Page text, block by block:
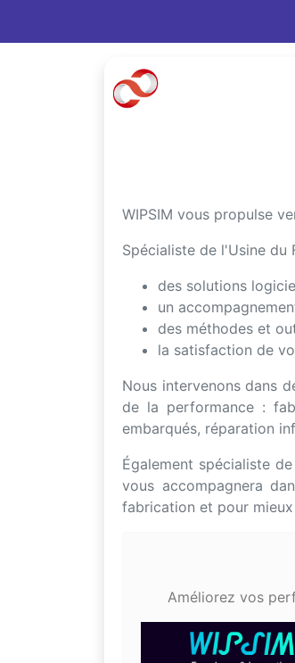
WIPSIM vous propulse
Spécialiste de l'Usine du
des solutions
un
des méthodes et
la satisfaction de
Nous intervenons dans
de la performance :
embarqués, réparation
Également spécialiste
vous accompagnera
fabrication et pour
Améliorez vos